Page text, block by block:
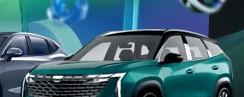
л (75 л.с.), Бензин
716 км.
Механическая
₽